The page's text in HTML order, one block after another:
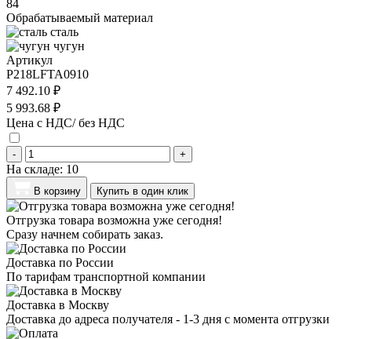
84
Обрабатываемый материал
сталь
чугун
Артикул
P218LFTA0910
7 492.10 ₽
5 993.68 ₽
Цена с НДС/ без НДС
- +
На складе: 10
В корзину Купить в один клик
Отгрузка товара возможна уже сегодня!
Сразу начнем собирать заказ.
Доставка по России
По тарифам транспортной компании
Доставка в Москву
Доставка до адреса получателя - 1-3 дня с момента отгрузки